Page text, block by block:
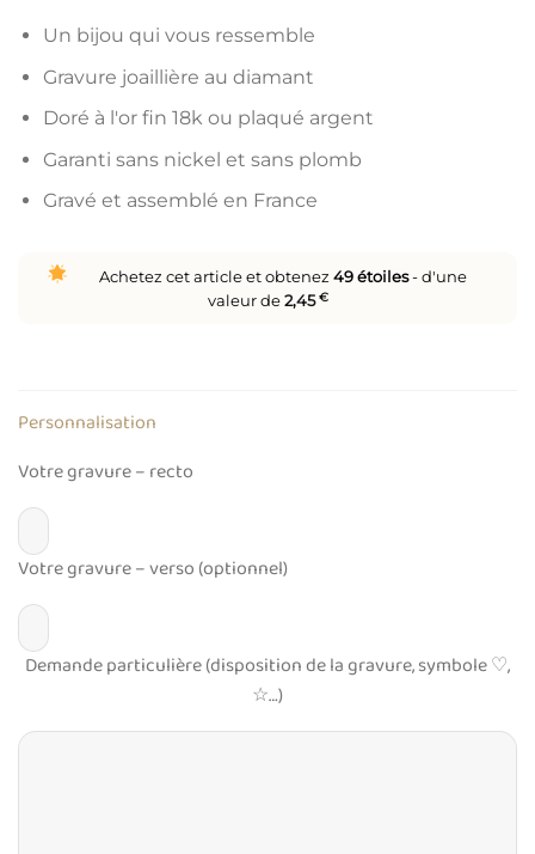
Un bijou qui vous ressemble
Gravure joaillière au diamant
Doré à l'or fin 18k ou plaqué argent
Garanti sans nickel et sans plomb
Gravé et assemblé en France
Achetez cet article et obtenez 49étoiles- d'une
valeur de2,45€
Personnalisation
Votre gravure – recto
Votre gravure – verso (optionnel)
Demande particulière (disposition de la gravure, symbole ♡,
☆…)